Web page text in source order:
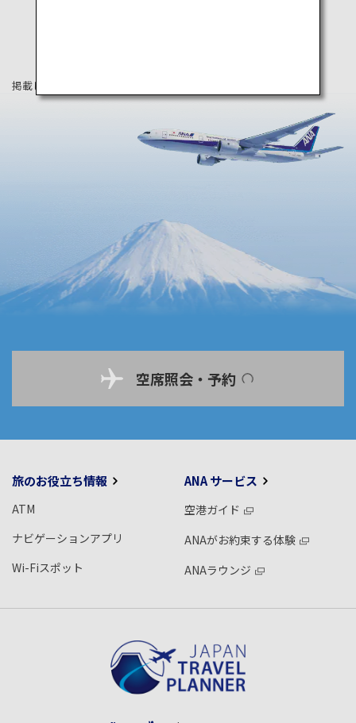
掲載している情報は2020年9月時点の情報です。
空席照会・予約
旅のお役立ち情報
ATM
ナビゲーションアプリ
Wi-Fiスポット
ANA サービス
空港ガイド
ANAがお約束する体験
ANAラウンジ